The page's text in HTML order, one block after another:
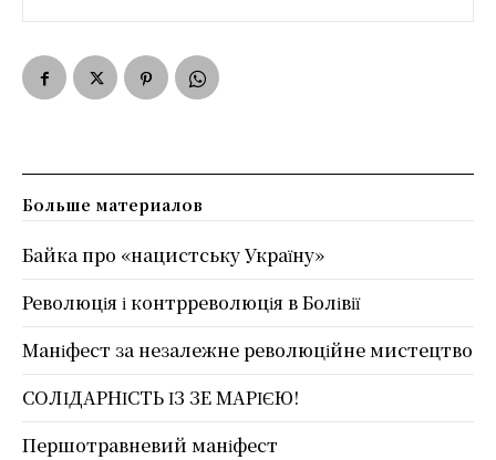
Больше материалов
Байка про «нацистську Україну»
Революція і контрреволюція в Болівії
Маніфест за незалежне революційне мистецтво
СОЛІДАРНІСТЬ ІЗ ЗЕ МАРІЄЮ!
Першотравневий маніфест